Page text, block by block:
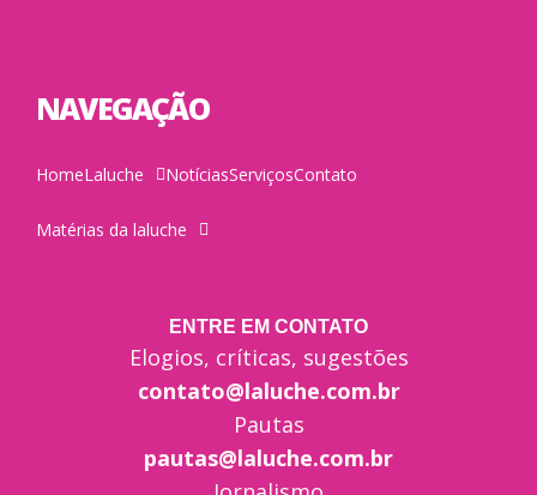
NAVEGAÇÃO
HomeLaluche NotíciasServiçosContato
Matérias da laluche
ENTRE EM CONTATO
Elogios, críticas, sugestões
contato@laluche.com.br
Pautas
pautas@laluche.com.br